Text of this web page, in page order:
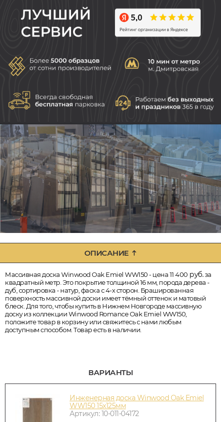
ОПИСАНИЕ
Массивная доска Winwood Oak Emiel WW150 - цена 11 400 руб.за
квадратный метр. Это покрытие толщиной 16 мм, порода дерева -
дуб, сортировка - натур, фаска с 4-х сторон. Брашированная
поверхность массивной доски имеет тёмный оттенок и матовый
блеск. Для того, чтобы купить в Нижнем Новгороде массивную
доску из коллекции Winwood Romance Oak Emiel WW150,
положите товар в корзину или свяжитесь с нами любым
доступным способом. Товар есть в наличии.
ВАРИАНТЫ
Инженерная доска Winwood Oak Emiel
WW150 15х125мм
Артикул: 10-011-04172